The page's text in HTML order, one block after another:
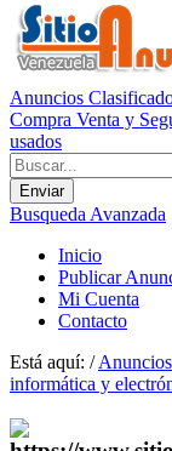
Anuncios
Compra Venta y
usados
Busqueda Avanzada
Inicio
Publicar
Mi Cuenta
Contacto
Está aquí: /Anuncios
informática y